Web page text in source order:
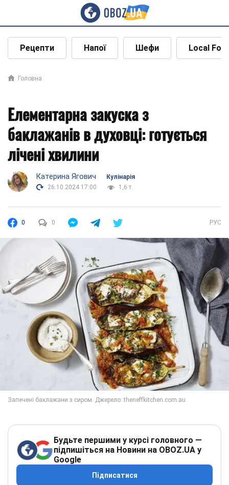
Рецепти Напої Шефи Local
Головна
Елементарна закуска з
баклажанів в духовці: готується
лічені хвилини
Катерина Ягович
Кулінарія
26.10.2024 17:00
1,6 т.
0 0 РУС
Будьте першими у курсі головного —
підпишіться на Новини на OBOZ.UA у
Google
Підписатися